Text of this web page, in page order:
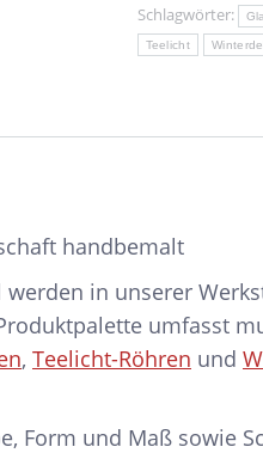
Schlagwörter:
Teelicht
handbemalt
werden in unserer
umfasst
, Teelicht-Röhren und
Form und Maß sowie